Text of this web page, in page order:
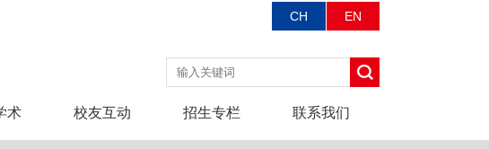
CH EN
术 校友互动 招生专栏 联系我们